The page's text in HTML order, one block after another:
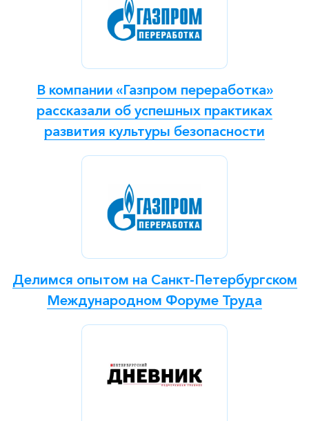
В компании «Газпром переработка»
рассказали об успешных практиках
развития культуры безопасности
Делимся опытом на Санкт-Петербургском
Международном Форуме Труда